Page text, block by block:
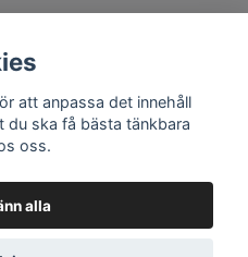
att anpassa det innehåll
ska få bästa tänkbara
oss.
alla